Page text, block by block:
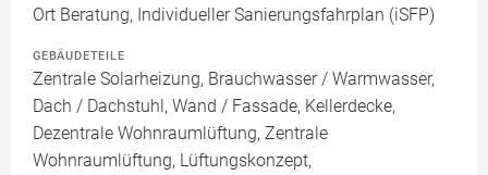
Ort Beratung, Individueller Sanierungsfahrplan (iSFP)
GEBÄUDETEILE
Zentrale Solarheizung, Brauchwasser / Warmwasser,
Dach / Dachstuhl, Wand / Fassade, Kellerdecke,
Dezentrale Wohnraumlüftung, Zentrale
Wohnraumlüftung, Lüftungskonzept,